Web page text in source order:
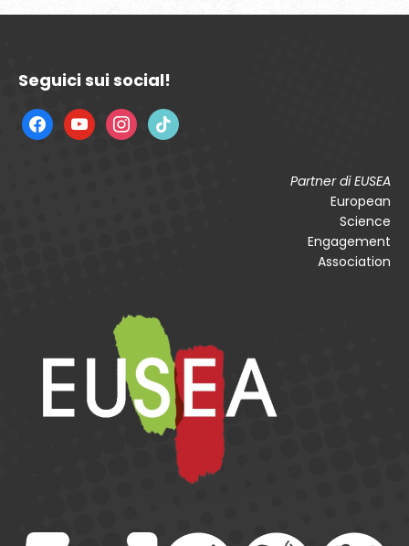
Seguici sui social!
facebookyoutubeinstagram
tiktok
Partner di EUSEA
European
Science
Engagement
Association